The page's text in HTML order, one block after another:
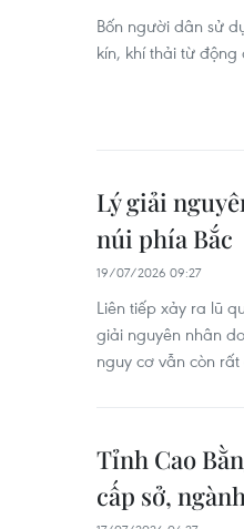
Bốn người dân sử
kín, khí thải từ
Lý giải
núi phía Bắc
19/07/2026 09:27
Liên tiếp xảy ra lũ
giải nguyên nhân
nguy cơ vẫn còn rất
Tỉnh Cao
cấp sở, ngành